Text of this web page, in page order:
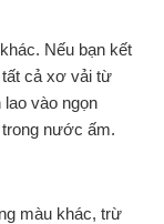
Nếu bạn kết
cả xơ vải từ
vào ngọn
nước ấm.
màu khác, trừ